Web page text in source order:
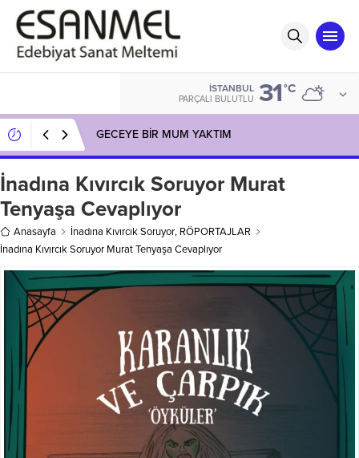
İSTANBUL
PARÇALI BULUTLU 31°C
GECEYE BİR MUM YAKTIM
İnadına Kıvırcık Soruyor Murat
Tenyaşa Cevaplıyor
Anasayfa İnadına Kıvırcık Soruyor, RÖPORTAJLAR
İnadına Kıvırcık Soruyor Murat Tenyaşa Cevaplıyor